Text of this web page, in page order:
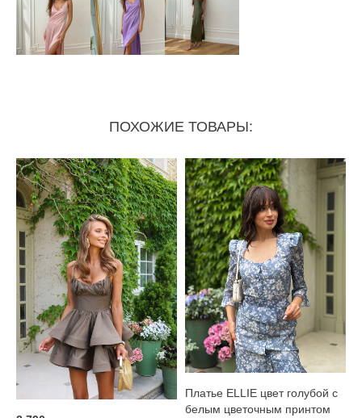
ПОХОЖИЕ ТОВАРЫ:
Платье ELLIE цвет голубой с
белым цветочным принтом